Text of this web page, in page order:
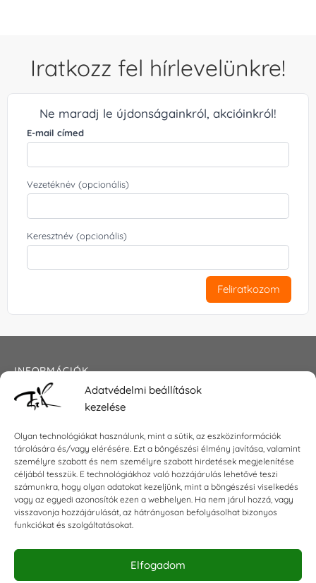
Adatvédelmi beállítások
kezelése
Olyan technológiákat használunk, mint a sütik, az eszközinformációk
tárolására és/vagy elérésére. Ezt a böngészési élmény javítása, valamint
személyre szabott és nem személyre szabott hirdetések megjelenítése
céljából tesszük. E technológiákhoz való hozzájárulás lehetővé teszi
számunkra, hogy olyan adatokat kezeljünk, mint a böngészési viselkedés
vagy az egyedi azonosítók ezen a webhelyen. Ha nem járul hozzá, vagy
visszavonja hozzájárulását, az hátrányosan befolyásolhat bizonyos
funkciókat és szolgáltatásokat.
Elfogadom
Iratkozz fel hírlevelünkre!
Ne maradj le újdonságainkról, akcióinkról!
E-mail címed
Vezetéknév (opcionális)
Keresztnév (opcionális)
Feliratkozom
INFORMÁCIÓK
Általános szerződési feltételek
Impresszum
KAPCSOLAT
E-mail:shop@torokszilvi.com
Telefon: +36 30 6767872
KÖZÖSSÉGI